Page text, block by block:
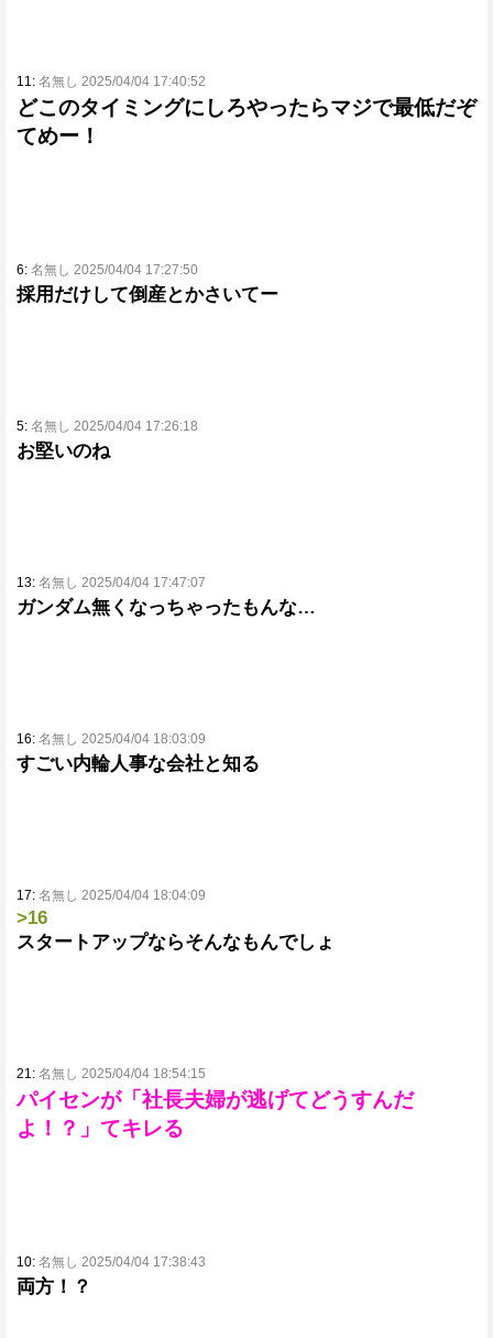
11: 名無し 2025/04/04 17:40:52
どこのタイミングにしろやったらマジで最低だぞ
てめー！
6: 名無し 2025/04/04 17:27:50
採用だけして倒産とかさいてー
5: 名無し 2025/04/04 17:26:18
お堅いのね
13: 名無し 2025/04/04 17:47:07
ガンダム無くなっちゃったもんな…
16: 名無し 2025/04/04 18:03:09
すごい内輪人事な会社と知る
17: 名無し 2025/04/04 18:04:09
>16
スタートアップならそんなもんでしょ
21: 名無し 2025/04/04 18:54:15
パイセンが「社長夫婦が逃げてどうすんだ
よ！？」てキレる
10: 名無し 2025/04/04 17:38:43
両方！？